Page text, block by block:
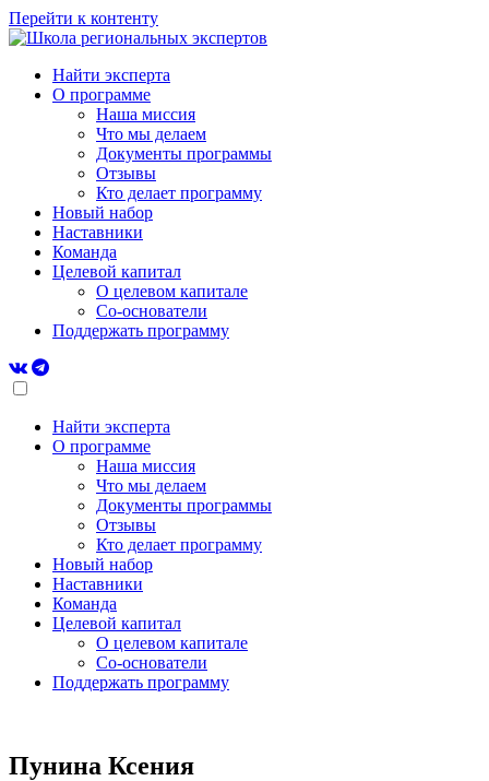
Перейти к контенту
Найти эксперта
О программе
Наша миссия
Что мы делаем
Документы программы
Отзывы
Кто делает программу
Новый набор
Наставники
Команда
Целевой капитал
О целевом капитале
Со-основатели
Поддержать программу
Найти эксперта
О программе
Наша миссия
Что мы делаем
Документы программы
Отзывы
Кто делает программу
Новый набор
Наставники
Команда
Целевой капитал
О целевом капитале
Со-основатели
Поддержать программу
Пунина Ксения